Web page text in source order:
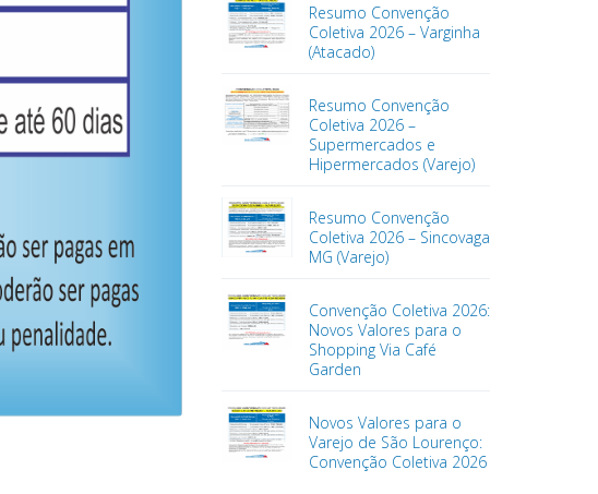
Resumo Convenção
Coletiva 2026 – Varginha
(Atacado)
Resumo Convenção
Coletiva 2026 –
Supermercados e
Hipermercados (Varejo)
Resumo Convenção
Coletiva 2026 – Sincovaga
MG (Varejo)
Convenção Coletiva 2026:
Novos Valores para o
Shopping Via Café
Garden
Novos Valores para o
Varejo de São Lourenço:
Convenção Coletiva 2026